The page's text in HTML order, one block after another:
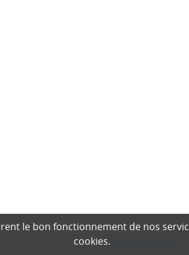
le bon fonctionnement de nos
cookies.